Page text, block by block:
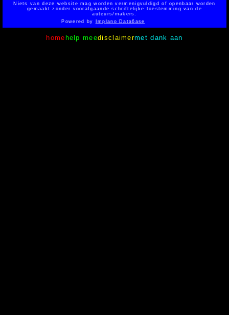
Niets van deze website mag worden vermenigvuldigd of openbaar worden
gemaakt zonder voorafgaande schriftelijke toestemming van de
auteurs/makers.
Powered byImplano Data6ase
home help meedisclaimermet dank aan